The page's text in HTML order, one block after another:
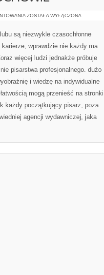
DUŻO
O
ORGANIZACJI
WESELA
CZĘSTOCHOWIE
ZOSTAŁA WYŁĄCZONA
są niezwykle czasochłonne
wprawdzie nie każdy ma
więcej ludzi jednakże próbuje
pisarstwa profesjonalnego. dużo
i wiedzę na indywidualne
mogą przenieść na stronki
każdy początkujący pisarz, poza
agencji wydawniczej, jaka